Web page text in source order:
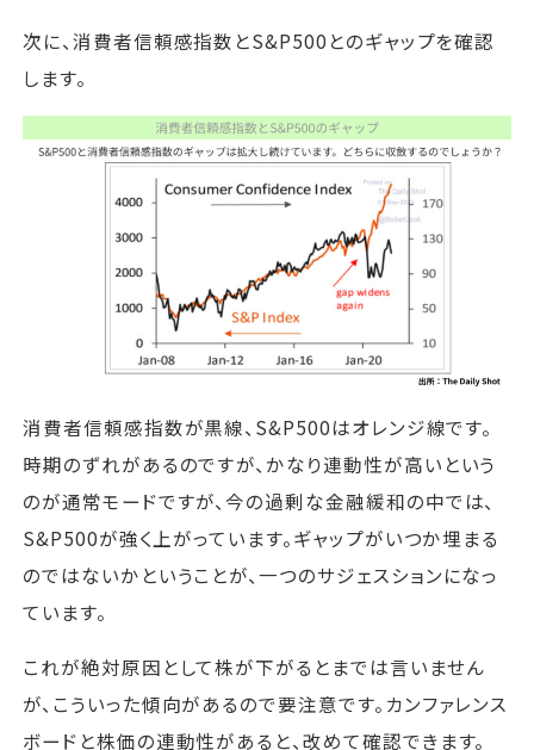
次に、消費者信頼感指数とS&P500とのギャップを確認
します。
消費者信頼感指数が黒線、S&P500はオレンジ線です。
時期のずれがあるのですが、かなり連動性が高いという
のが通常モードですが、今の過剰な金融緩和の中では、
S&P500が強く上がっています。ギャップがいつか埋まる
のではないかということが、一つのサジェスションになっ
ています。
これが絶対原因として株が下がるとまでは言いません
が、こういった傾向があるので要注意です。カンファレンス
ボードと株価の連動性があると、改めて確認できます。